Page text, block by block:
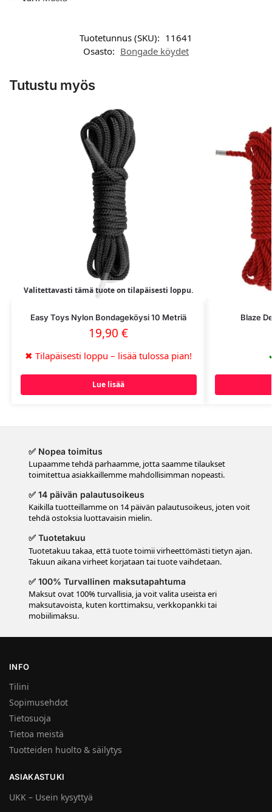
Tuotetunnus (SKU): 11641
Osasto: Bongade köydet
Tutustu myös
Valitettavasti tämä tuote on tilapäisesti loppu.
Easy Toys Nylon Bondageköysi 10 Metriä
19,90€
✖ Tilapäisesti loppu – lisää tulossa pian!
Lue lisää
Blaze
✅ Nopea toimitus
Lupaamme tehdä parhaamme, jotta saamme tilaukset
toimitettua asiakkaillemme mahdollisimman nopeasti.
✅ 14 päivän palautusoikeus
Kaikilla tuotteillamme on 14 päivän palautusoikeus, joten voit
tehdä ostoksia luottavaisin mielin.
✅ Tuotetakuu
Tuotetakuu takaa, että tuote toimii virheettömästi tietyn ajan.
Takuun aikana virheet korjataan tai tuote vaihdetaan.
✅ 100% Turvallinen maksutapahtuma
Maksut ovat 100% turvallisia, ja voit valita useista eri
maksutavoista, kuten korttimaksu, verkkopankki tai
mobiilimaksu.
INFO
Tilini
Sopimusehdot
Tietosuoja
Tietoa meistä
Tuotteiden huolto & säilytys
ASIAKASTUKI
UKK – Usein kysyttyä